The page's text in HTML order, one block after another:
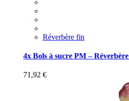
Réverbère fin
4x Bols à sucre PM –
71,92 €